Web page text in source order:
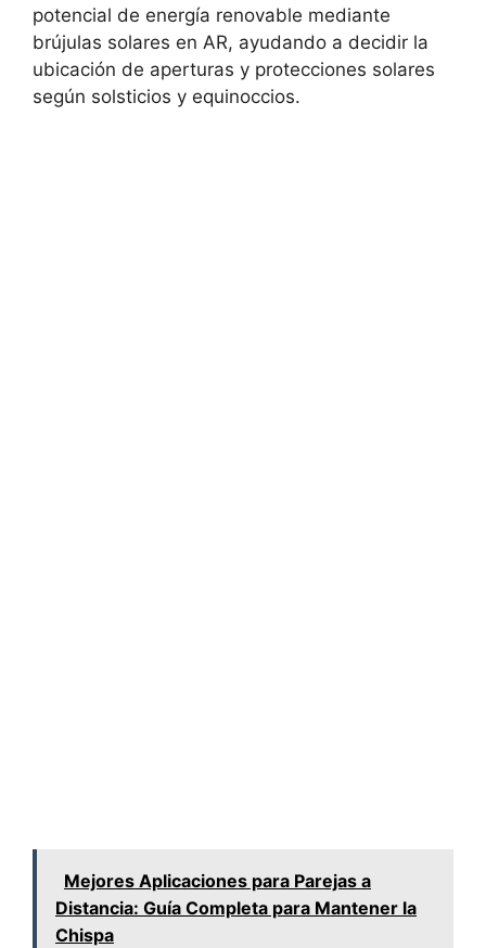
potencial de energía renovable mediante
brújulas solares en AR, ayudando a decidir la
ubicación de aperturas y protecciones solares
según solsticios y equinoccios.
Mejores Aplicaciones para Parejas a
Distancia: Guía Completa para Mantener la
Chispa